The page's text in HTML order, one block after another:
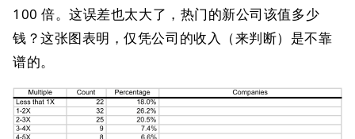
100 倍。这误差也太大了，热门的新公司该值多少
钱？这张图表明，仅凭公司的收入（来判断）是不靠
谱的。